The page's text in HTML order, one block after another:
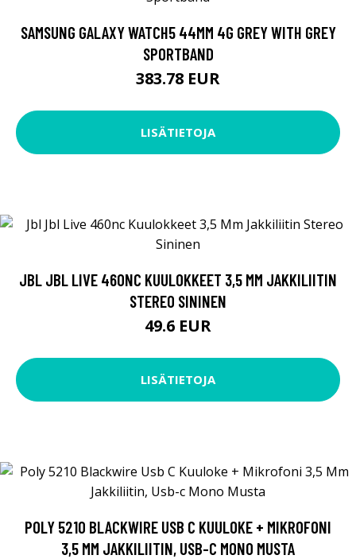
SAMSUNG GALAXY WATCH5 44MM 4G GREY WITH GREY
SPORTBAND
383.78 EUR
LISÄTIETOJA
JBL JBL LIVE 460NC KUULOKKEET 3,5 MM JAKKILIITIN
STEREO SININEN
49.6 EUR
LISÄTIETOJA
POLY 5210 BLACKWIRE USB C KUULOKE + MIKROFONI
3,5 MM JAKKILIITIN, USB-C MONO MUSTA